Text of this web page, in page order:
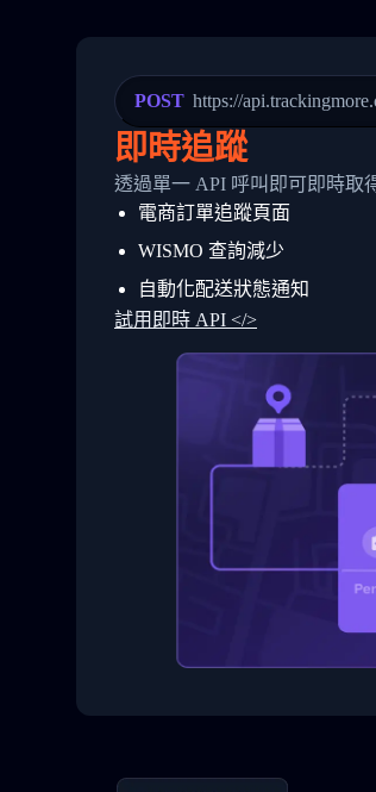
24
25
26
27
28
29
31
32
33
34
          },
          {
"Date":
"Details":
          }
        ]
      }
    ]
  }
}
POST https://
即時追蹤
透過單一 API 呼叫即可即時取
電商訂單追蹤頁面
WISMO 查詢減少
自動化配送狀態通知
試用即時 API </>